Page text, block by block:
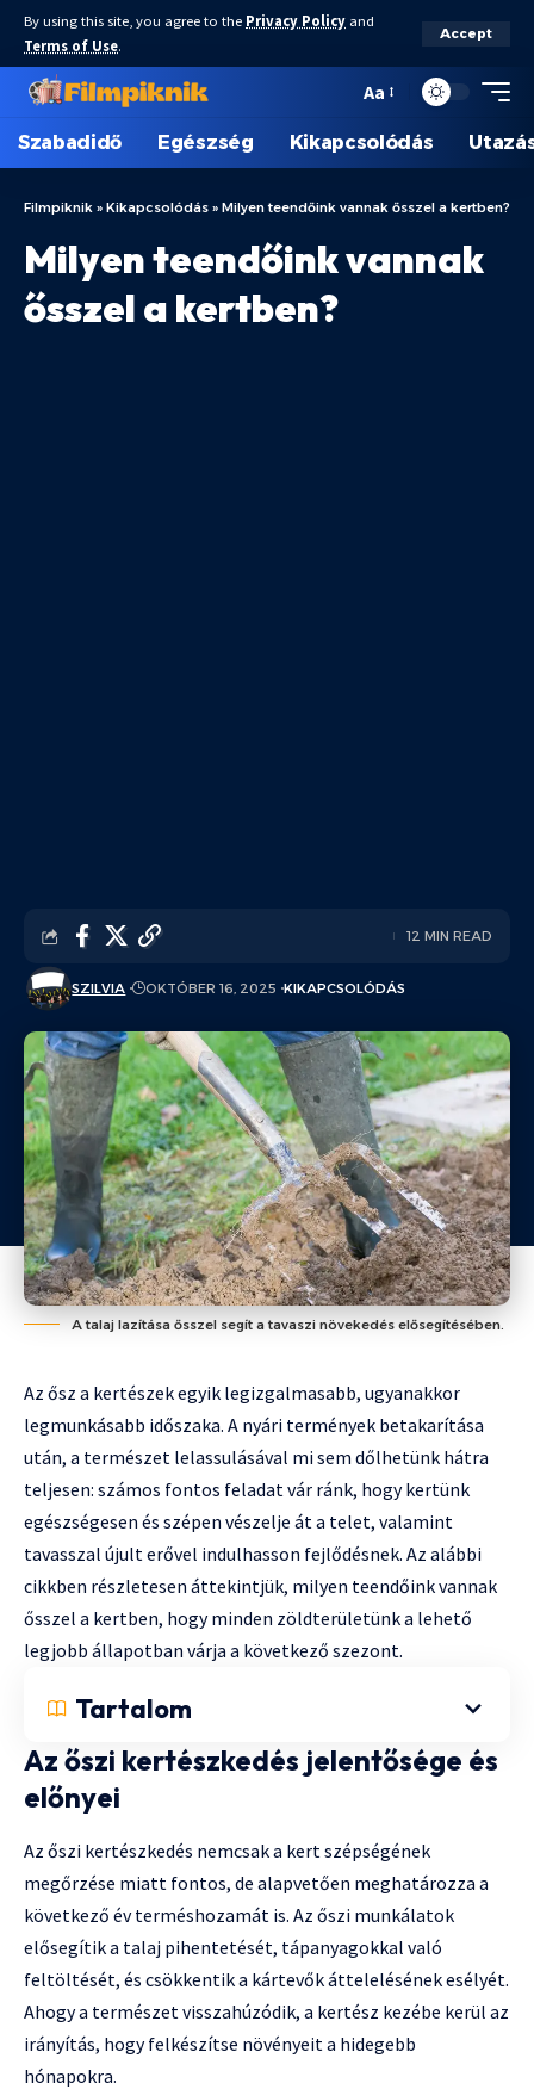
By using this site, you agree to the Privacy Policy and
Terms of Use.
Accept
Aa
Szabadidő Egészség Kikapcsolódás
Filmpiknik » Kikapcsolódás » Milyen teendőink vannak ősszel a kertben?
Milyen teendőink vannak
ősszel a kertben?
SZILVIA OKTÓBER 16, 2025 KIKAPCSOLÓDÁS
12 MIN READ
A talaj lazítása ősszel segít a tavaszi növekedés elősegítésében.
Az ősz a kertészek egyik legizgalmasabb, ugyanakkor
legmunkásabb időszaka. A nyári termények betakarítása
után, a természet lelassulásával mi sem dőlhetünk hátra
teljesen: számos fontos feladat vár ránk, hogy kertünk
egészségesen és szépen vészelje át a telet, valamint
tavasszal újult erővel indulhasson fejlődésnek. Az alábbi
cikkben részletesen áttekintjük, milyen teendőink vannak
ősszel a kertben, hogy minden zöldterületünk a lehető
legjobb állapotban várja a következő szezont.
Tartalom
Az őszi kertészkedés jelentősége és
előnyei
Az őszi kertészkedés nemcsak a kert szépségének
megőrzése miatt fontos, de alapvetően meghatározza a
következő év terméshozamát is. Az őszi munkálatok
elősegítik a talaj pihentetését, tápanyagokkal való
feltöltését, és csökkentik a kártevők áttelelésének esélyét.
Ahogy a természet visszahúzódik, a kertész kezébe kerül az
irányítás, hogy felkészítse növényeit a hidegebb
hónapokra.